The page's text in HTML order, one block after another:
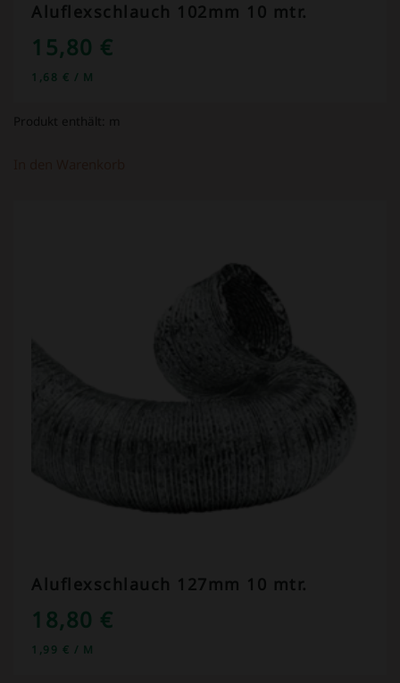
Aluflexschlauch 102mm 10 mtr.
15,80 €
1,68 € / M
Produkt enthält: m
Aluflexschlauch 127mm 10 mtr.
18,80 €
1,99 € / M